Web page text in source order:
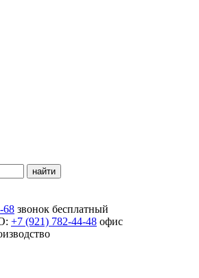
найти
68 звонок бесплатный
+7 (921) 782-44-48 офис